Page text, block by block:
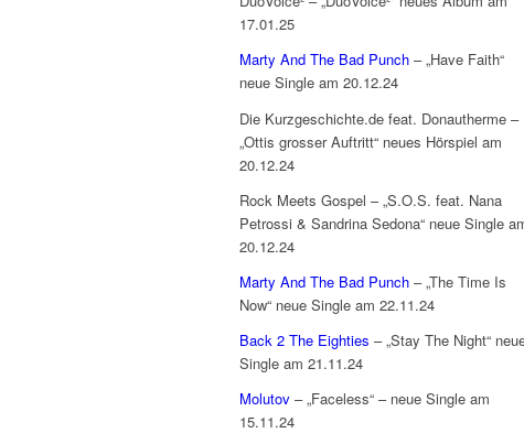
17.01.25
Marty And The Bad Punch – „Have Faith“
neue Single am 20.12.24
Die Kurzgeschichte.de feat. Donautherme –
„Ottis grosser Auftritt“ neues Hörspiel am
20.12.24
Rock Meets Gospel – „S.O.S. feat. Nana
Petrossi & Sandrina Sedona“ neue Single
20.12.24
Marty And The Bad Punch – „The Time Is
Now“ neue Single am 22.11.24
Back 2 The Eighties – „Stay The Night“
Single am 21.11.24
Molutov – „Faceless“ – neue Single am
15.11.24